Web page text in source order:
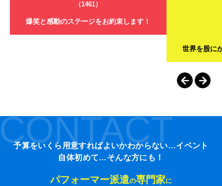
（1461）
爆笑と感動のステージをお約束します！
世界を股に
予算をいくら用意すればよいかわからない…イベント
自体初めて…そんな方にも！
パフォーマー派遣の専門家に